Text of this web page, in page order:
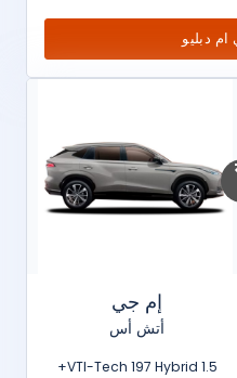
إم جي
أتش أس
1.5 VTI-Tech 197 Hybrid+